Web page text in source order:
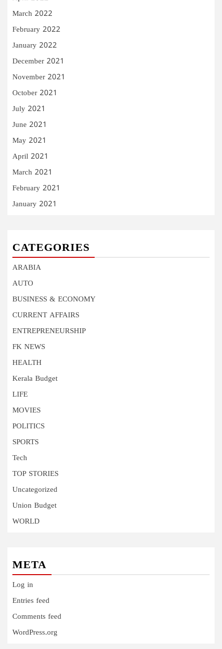
March 2022
February 2022
January 2022
December 2021
November 2021
October 2021
July 2021
June 2021
May 2021
April 2021
March 2021
February 2021
January 2021
CATEGORIES
ARABIA
AUTO
BUSINESS & ECONOMY
CURRENT AFFAIRS
ENTREPRENEURSHIP
FK NEWS
HEALTH
Kerala Budget
LIFE
MOVIES
POLITICS
SPORTS
Tech
TOP STORIES
Uncategorized
Union Budget
WORLD
META
Log in
Entries feed
Comments feed
WordPress.org